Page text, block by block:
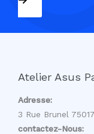
Atelier Asus
Adresse:
3 Rue Brunel
contactez-Nous: